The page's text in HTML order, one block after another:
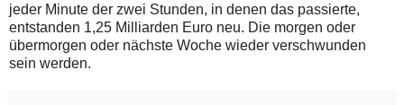
jeder Minute der zwei Stunden, in denen das passierte,
entstanden 1,25 Milliarden Euro neu. Die morgen oder
übermorgen oder nächste Woche wieder verschwunden
sein werden.